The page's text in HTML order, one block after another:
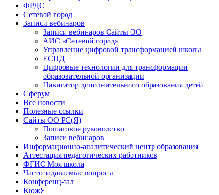
ФРДО
Сетевой город
Записи вебинаров
Записи вебинаров Сайты ОО
АИС «Сетевой город»
Управление цифровой трансформацией школы
ЕСПД
Цифровые технологии для трансформации
образовательной организации
Навигатор дополнительного образования детей
Сферум
Все новости
Полезные ссылки
Сайты ОО РС(Я)
Пошаговое руководство
Записи вебинаров
Информационно-аналитический центр образования
Аттестация педагогических работников
ФГИС Моя школа
Часто задаваемые вопросы
Конференц-зал
КюжЯ